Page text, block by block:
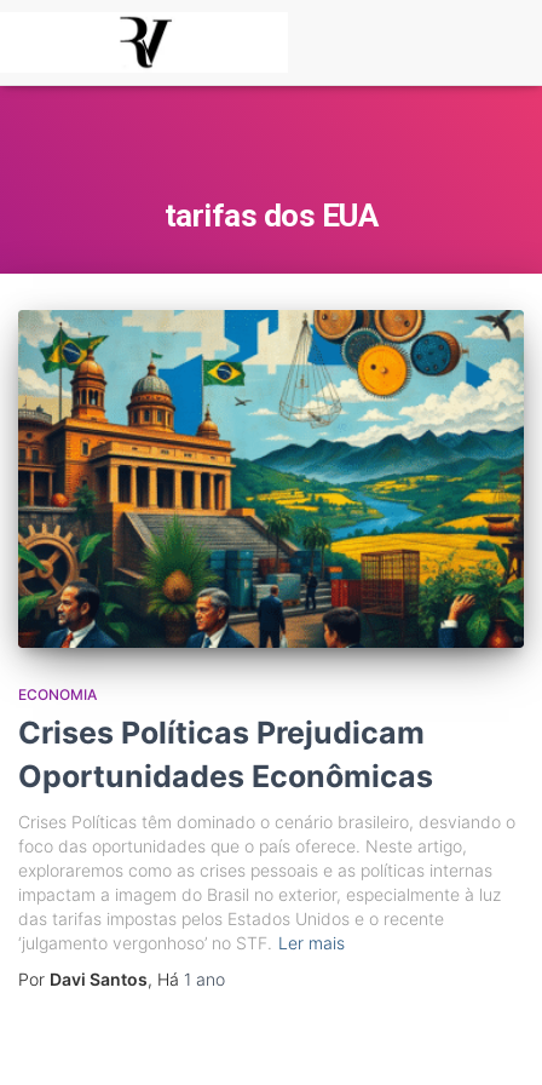
tarifas dos EUA
ECONOMIA
Crises Políticas Prejudicam
Oportunidades Econômicas
Crises Políticas têm dominado o cenário brasileiro, desviando o
foco das oportunidades que o país oferece. Neste artigo,
exploraremos como as crises pessoais e as políticas internas
impactam a imagem do Brasil no exterior, especialmente à luz
das tarifas impostas pelos Estados Unidos e o recente
‘julgamento vergonhoso’ no STF.
Ler mais
Por Davi Santos, Há 1 ano